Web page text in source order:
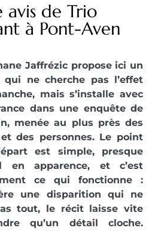
avis de Trio
à Pont-Aven
Jaffrézic propose ici un
qui ne cherche pas l’effet
mais s’installe avec
dans une enquête de
menée au plus près des
des personnes. Le point
est simple, presque
en apparence, et c’est
ce qui fonctionne :
une disparition qui ne
tout, le récit laisse vite
qu’un détail cloche.